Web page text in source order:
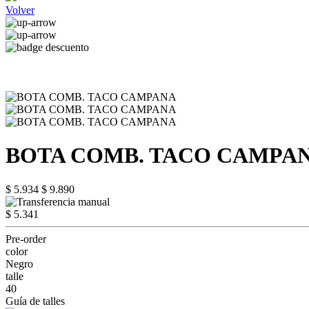
Volver
BOTA COMB. TACO
$ 5.934 $ 9.890
$ 5.341
Pre-order
color
Negro
talle
40
Guía de talles